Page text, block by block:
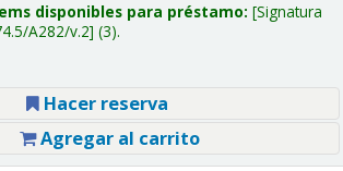
disponibles para préstamo: Signatura
A282/v.2 (3).
Hacer reserva
Agregar al carrito